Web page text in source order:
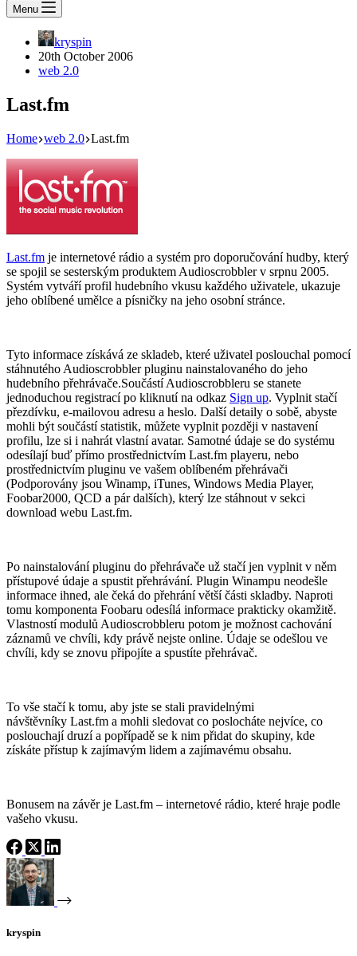
Menu
kryspin
20th October 2006
web 2.0
Last.fm
Home web 2.0 Last.fm
Last.fm je internetové rádio a systém pro doporučování hudby, který
se spojil se sesterským produktem Audioscrobbler v srpnu 2005.
Systém vytváří profil hudebního vkusu každého uživatele, ukazuje
jeho oblíbené umělce a písničky na jeho osobní stránce.
Tyto informace získává ze skladeb, které uživatel poslouchal pomocí
stáhnutého Audioscrobbler pluginu nainstalovaného do jeho
hudebního přehrávače.Součástí Audioscrobbleru se stanete
jednoduchou registrací po kliknutí na odkaz Sign up. Vyplnit stačí
přezdívku, e-mailovou adresu a heslo. Další detaily o sobě, abyste
mohli být součástí statistik, můžete vyplnit později v nastavení
profilu, lze si i nahrát vlastní avatar. Samotné údaje se do systému
odesílají buď přímo prostřednictvím Last.fm playeru, nebo
prostřednictvím pluginu ve vašem oblíbeném přehrávači
(Podporovány jsou Winamp, iTunes, Windows Media Player,
Foobar2000, QCD a pár dalších), který lze stáhnout v sekci
download webu Last.fm.
Po nainstalování pluginu do přehrávače už stačí jen vyplnit v něm
přístupové údaje a spustit přehrávání. Plugin Winampu neodešle
informace ihned, ale čeká do přehrání větší části skladby. Naproti
tomu komponenta Foobaru odesílá informace prakticky okamžitě.
Vlastností modulů Audioscrobbleru potom je možnost cachování
záznamů ve chvíli, kdy právě nejste online. Údaje se odešlou ve
chvíli, kdy se znovu připojíte a spustíte přehrávač.
To vše stačí k tomu, aby jste se stali pravidelnými
návštěvníky Last.fm a mohli sledovat co poslocháte nejvíce, co
poslouchají druzí a popřípadě se k nim přidat do skupiny, kde
získáte přístup k zajímavým lidem a zajímavému obsahu.
Bonusem na závěr je Last.fm – internetové rádio, které hraje podle
vašeho vkusu.
kryspin